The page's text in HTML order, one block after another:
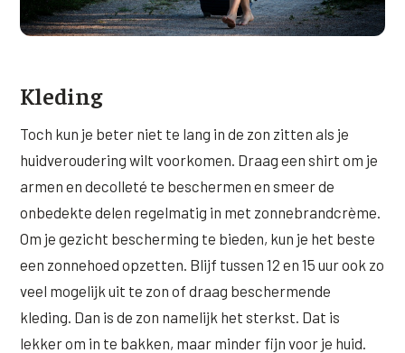
Kleding
Toch kun je beter niet te lang in de zon zitten als je
huidveroudering wilt voorkomen. Draag een shirt om je
armen en decolleté te beschermen en smeer de
onbedekte delen regelmatig in met zonnebrandcrème.
Om je gezicht bescherming te bieden, kun je het beste
een zonnehoed opzetten. Blijf tussen 12 en 15 uur ook zo
veel mogelijk uit te zon of draag beschermende
kleding. Dan is de zon namelijk het sterkst. Dat is
lekker om in te bakken, maar minder fijn voor je huid.